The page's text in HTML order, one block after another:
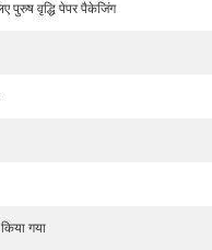
पुरुष वृद्धि पेपर पैकेजिंग
किया गया